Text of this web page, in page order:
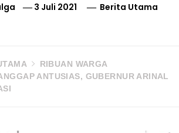
3 Juli 2021 Berita Utama
RIBUAN WARGA
ANTUSIAS, GUBERNUR ARINAL